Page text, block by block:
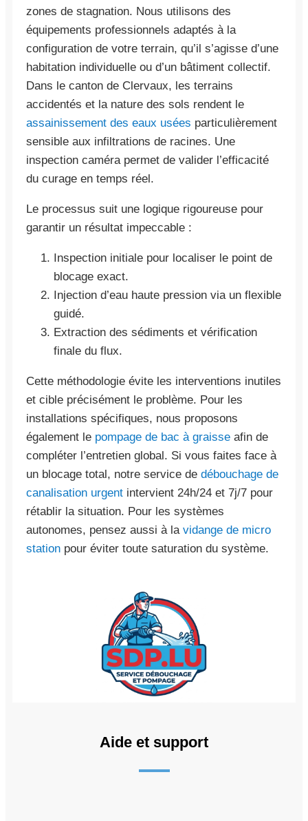
zones de stagnation. Nous utilisons des
équipements professionnels adaptés à la
configuration de votre terrain, qu’il s’agisse d’une
habitation individuelle ou d’un bâtiment collectif.
Dans le canton de Clervaux, les terrains
accidentés et la nature des sols rendent le
assainissement des eaux usées particulièrement
sensible aux infiltrations de racines. Une
inspection caméra permet de valider l’efficacité
du curage en temps réel.
Le processus suit une logique rigoureuse pour
garantir un résultat impeccable :
Inspection initiale pour localiser le point de
blocage exact.
Injection d’eau haute pression via un flexible
guidé.
Extraction des sédiments et vérification
finale du flux.
Cette méthodologie évite les interventions inutiles
et cible précisément le problème. Pour les
installations spécifiques, nous proposons
également le pompage de bac à graisse afin de
compléter l’entretien global. Si vous faites face à
un blocage total, notre service de débouchage de
canalisation urgent intervient 24h/24 et 7j/7 pour
rétablir la situation. Pour les systèmes
autonomes, pensez aussi à la vidange de micro
station pour éviter toute saturation du système.
Aide et support